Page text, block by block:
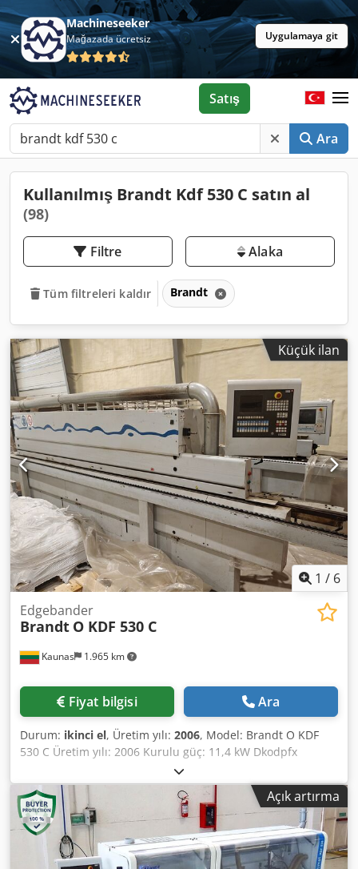
Machineseeker
Mağazada ücretsiz Uygulamaya git
Ara
Satış
Kullanılmış Brandt Kdf 530 C satın al
(98)
Filtre Alaka
Tüm filtreleri kaldır Brandt
Küçük ilan
1 / 6
Kaunas 1.965 km
Edgebander
Brandt O KDF 530 C
Fiyat bilgisi Ara
Durum: ikinci el, Üretim yılı: 2006, Model: Brandt O KDF
530 C Üretim yılı: 2006 Kurulu güç: 11,4 kW Dkodpfx
Anezkfu Seujr İlerleme hızı: 11 m/dak İş parçası kalınlığı: 8-
40 mm Kenar kalınlığı: 0,4-6 mm Ön frezeleme ünitesi: Var
Yapıştırma ünitesi: Var, EVA Uç kesme ünitesi: Var İnce
kesme ünitesi: Var Köşe yuvarlama ünitesi: Var Yapıştırıcı
uygulama aparatı: Var Parlatma ünitesi: Var
Açık artırma